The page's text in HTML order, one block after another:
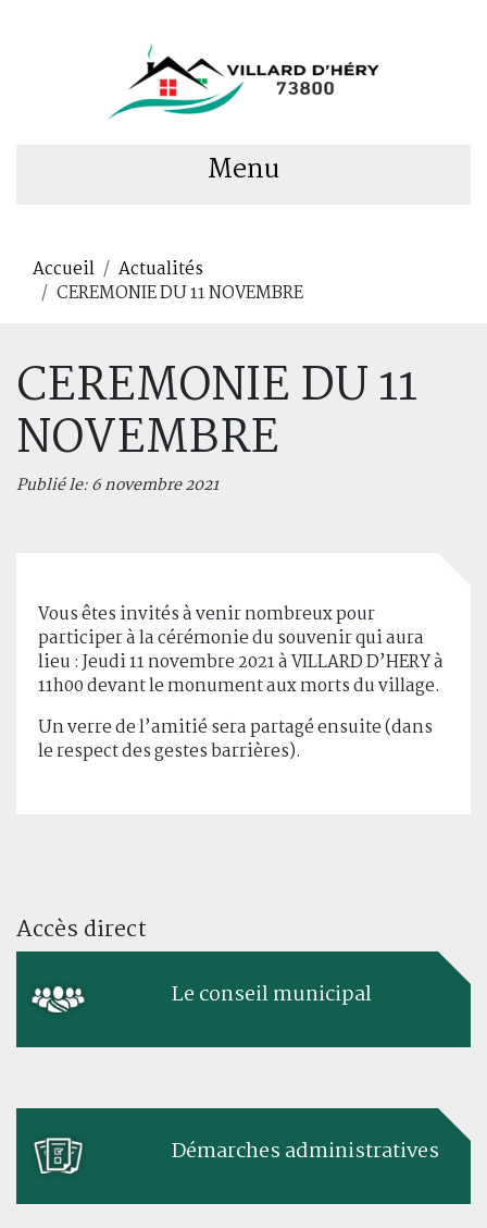
Menu
Accueil
Actualités
CEREMONIE DU 11 NOVEMBRE
CEREMONIE DU 11
NOVEMBRE
Publié le: 6 novembre 2021
Vous êtes invités à venir nombreux pour
participer à la cérémonie du souvenir qui aura
lieu : Jeudi 11 novembre 2021 à VILLARD D’HERY à
11h00 devant le monument aux morts du village.
Un verre de l’amitié sera partagé ensuite (dans
le respect des gestes barrières).
Accès direct
Le conseil municipal
Démarches administratives